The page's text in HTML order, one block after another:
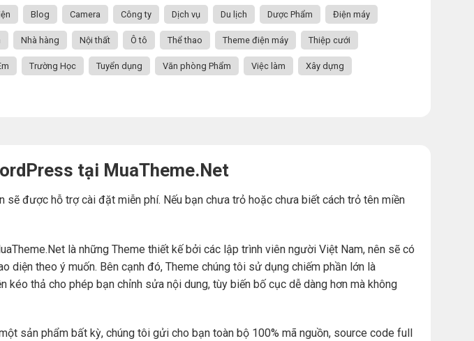
Blog Camera Công ty Dịch vụ Du lịch Dược Phẩm Điện máy
Nhà hàng Nội thất Ô tô Thể thao Theme điện máy Thiệp cưới
Trường Học Tuyển dụng Văn phòng Phẩm Việc làm Xây dựng
tại MuaTheme.Net
sẽ được hỗ trợ cài đặt miễn phí. Nếu bạn chưa trỏ hoặc chưa biết cách trỏ tên miền
là những Theme thiết kế bởi các lập trình viên người Việt Nam, nên sẽ có
diện theo ý muốn. Bên cạnh đó, Theme chúng tôi sử dụng chiếm phần lớn là
thả cho phép bạn chỉnh sửa nội dung, tùy biến bố cục dễ dàng hơn mà không
sản phẩm bất kỳ, chúng tôi gửi cho bạn toàn bộ 100% mã nguồn, source code full